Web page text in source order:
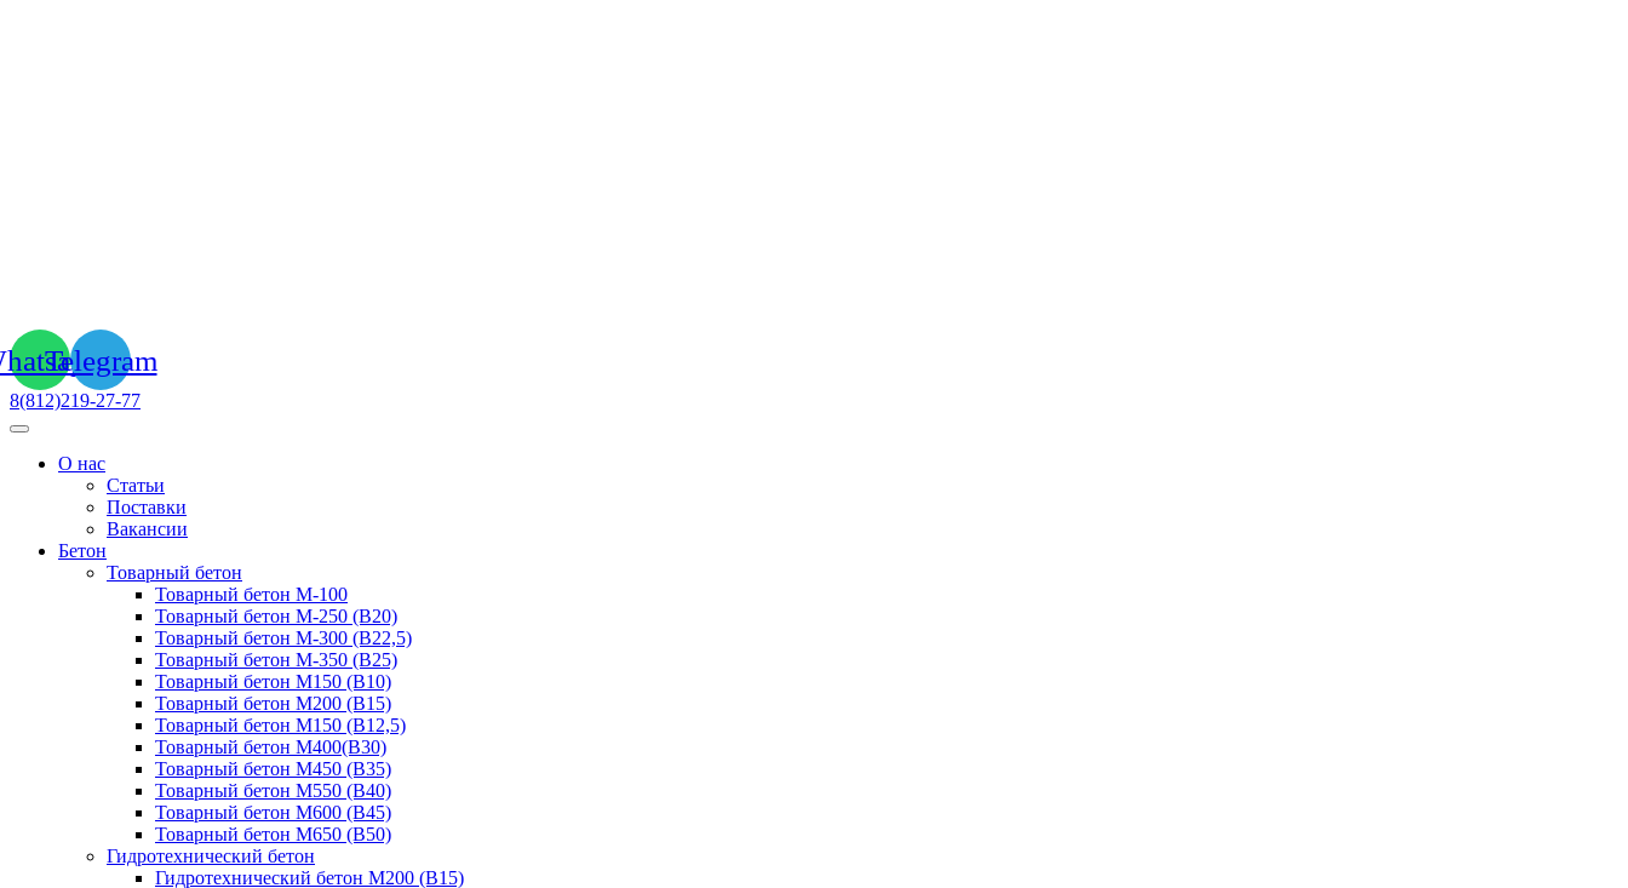
Telegram
8(812)219-27-77
О нас
Статьи
Поставки
Вакансии
Бетон
Товарный бетон
Товарный бетон М-100
Товарный бетон М-250 (B20)
Товарный бетон М-300 (B22,5)
Товарный бетон М-350 (B25)
Товарный бетон М150 (B10)
Товарный бетон М200 (B15)
Товарный бетон М150 (B12,5)
Товарный бетон М400(B30)
Товарный бетон М450 (B35)
Товарный бетон М550 (B40)
Товарный бетон М600 (B45)
Товарный бетон М650 (B50)
Гидротехнический бетон
Гидротехнический бетон М200 (B15)